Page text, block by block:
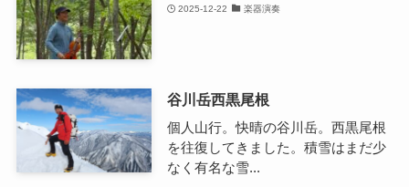
2025-12-22 楽器演奏
谷川岳西黒尾根
個人山行。快晴の谷川岳。西黒尾根
を往復してきました。積雪はまだ少
なく有名な雪...